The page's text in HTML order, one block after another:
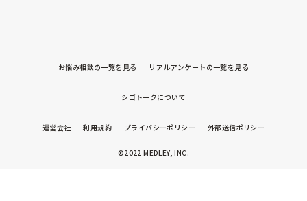
お悩み相談の一覧を見る リアルアンケートの一覧を見る
シゴトークについて
運営会社 利用規約 プライバシーポリシー 外部送信ポリシー
©2022 MEDLEY, INC.